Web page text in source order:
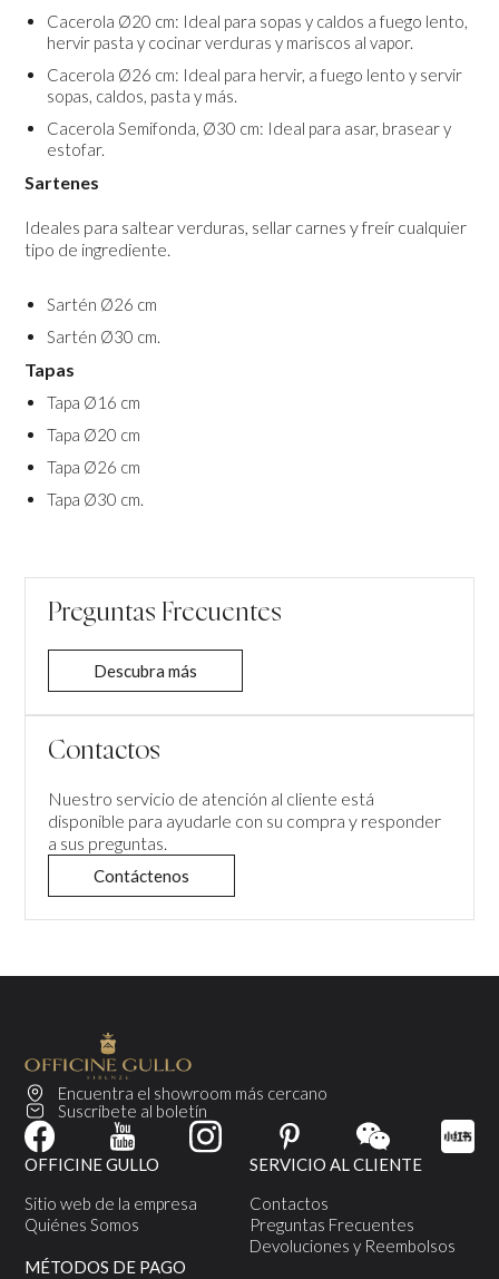
Cacerola Ø20 cm: Ideal para sopas y caldos a fuego lento,
hervir pasta y cocinar verduras y mariscos al vapor.
Cacerola Ø26 cm: Ideal para hervir, a fuego lento y servir
sopas, caldos, pasta y más.
Cacerola Semifonda, Ø30 cm: Ideal para asar, brasear y
estofar.
Sartenes
Ideales para saltear verduras, sellar carnes y freír cualquier
tipo de ingrediente.
Sartén Ø26 cm
Sartén Ø30 cm.
Tapas
Tapa Ø16 cm
Tapa Ø20 cm
Tapa Ø26 cm
Tapa Ø30 cm.
Preguntas Frecuentes
Descubra más
Contactos
Nuestro servicio de atención al cliente está
disponible para ayudarle con su compra y responder
a sus preguntas.
Contáctenos
Encuentra el showroom más cercano
Suscríbete al boletín
OFFICINE GULLO
Sitio web de la empresa
Quiénes Somos
SERVICIO AL CLIENTE
Contactos
Preguntas Frecuentes
Devoluciones y Reembolsos
MÉTODOS DE PAGO